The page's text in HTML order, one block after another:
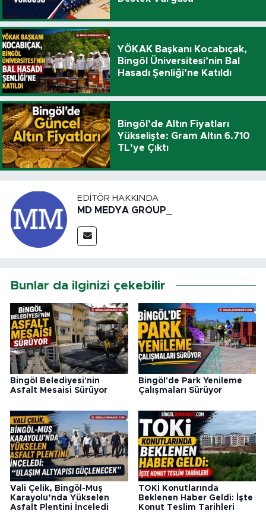
YÖKAK Başkanı Kocabıçak,
Bingöl Üniversitesi’nin Bal
Hasadı Şenliği’ne Katıldı
Bingöl’de Altın Fiyatları
Yükselişte: Gram Altın 6.710
TL’ye Çıktı
EDITÖR HAKKINDA
MD MEDYA GROUP_
Bunlar da ilginizi çekebilir
Bingöl Belediyesi'nin
Asfalt Mesaisi Sürüyor
Bingöl'de Park Yenileme
Çalışmaları Sürüyor
Vali Çelik, Bingöl-Muş
Karayolu’nda Yükselen
Asfalt Plentini İnceledi
TOKİ Konutlarında
Beklenen Haber Geldi: İşte
Konut Teslim Tarihleri